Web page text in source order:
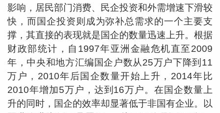
影响，居民部门消费、民企投资和外需增速下滑较
快，而国企投资则成为弥补总需求的一个主要支
撑，其直接的表现就是国企的数量迅速上升。根据
财政部统计，自1997年亚洲金融危机直至2009
年，中央和地方汇编国企户数从25万户下降到11
万户，2010年后国企数量开始上升，2014年比
2010年增加5万户，达到16万户。在国企数量上
升的同时，国企的效率却显著低于非国有企业。以